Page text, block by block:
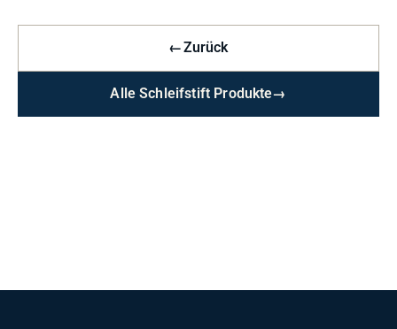
←Zurück
Alle Schleifstift Produkte→